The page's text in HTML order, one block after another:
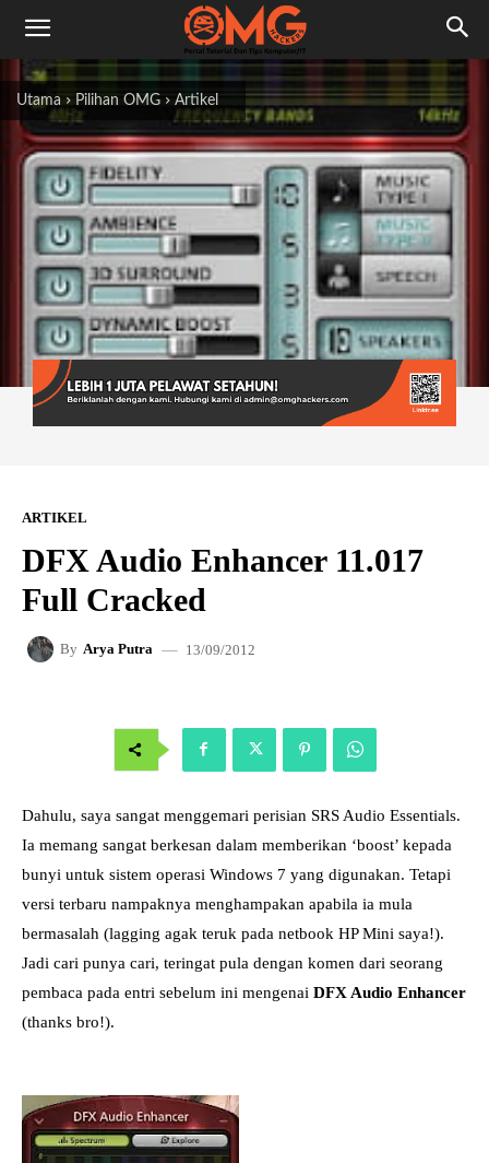
Utama Pilihan OMG Artikel
ARTIKEL
DFX Audio Enhancer 11.017
Full Cracked
By Arya Putra 13/09/2012
Dahulu, saya sangat menggemari perisian SRS Audio Essentials.
Ia memang sangat berkesan dalam memberikan ‘boost’ kepada
bunyi untuk sistem operasi Windows 7 yang digunakan. Tetapi
versi terbaru nampaknya menghampakan apabila ia mula
bermasalah (lagging agak teruk pada netbook HP Mini saya!).
Jadi cari punya cari, teringat pula dengan komen dari seorang
pembaca pada entri sebelum ini mengenai DFX Audio Enhancer
(thanks bro!).